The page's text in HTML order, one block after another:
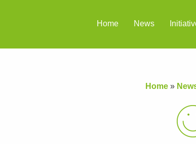
Home News
Home»